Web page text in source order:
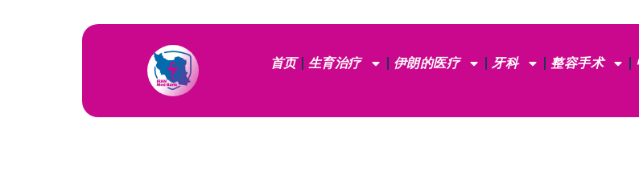
首页 生育治疗 伊朗的医疗 牙科 整容手术